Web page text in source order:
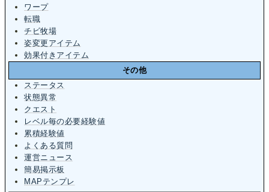
ワープ
転職
チビ牧場
姿変更アイテム
効果付きアイテム
その他
ステータス
状態異常
クエスト
レベル毎の必要経験値
累積経験値
よくある質問
運営ニュース
簡易掲示板
MAPテンプレ